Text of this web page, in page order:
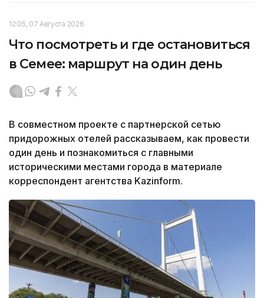
12:05, 07 Августа 2026
Что посмотреть и где остановиться
в Семее: маршрут на один день
В совместном проекте с партнерской сетью
придорожных отелей рассказываем, как провести
один день и познакомиться с главными
историческими местами города в материале
корреспондент агентства Kazinform.